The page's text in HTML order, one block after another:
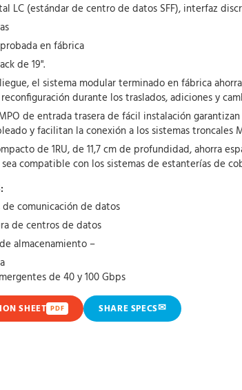
LC (estándar de centro de datos SFF), interfaz
en fábrica
de 19".
el sistema modular terminado en fábrica
durante los traslados, adiciones y
de entrada trasera de fácil instalación
y facilitan la conexión a los sistemas troncales
de 1RU, de 11,7 cm de profundidad, ahorra
compatible con los sistemas de estanterías de
comunicación de datos
de centros de datos
almacenamiento –
de 40 y 100 Gbps
SHEET PDF SHARE SPECS✉